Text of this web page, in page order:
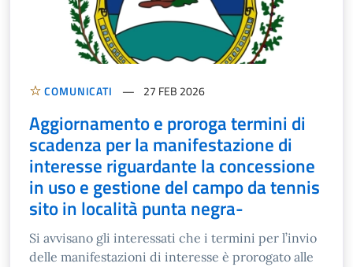
COMUNICATI 27 FEB 2026
Aggiornamento e proroga termini di
scadenza per la manifestazione di
interesse riguardante la concessione
in uso e gestione del campo da tennis
sito in località punta negra-
Si avvisano gli interessati che i termini per l’invio
delle manifestazioni di interesse è prorogato alle